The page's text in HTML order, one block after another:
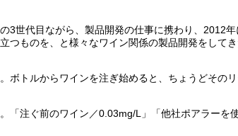
世代目ながら、製品開発の仕事に携わり、2012
ものを、と様々なワイン関係の製品開発をして
トルからワインを注ぎ始めると、ちょうどその
注ぐ前のワイン／0.03mg/L」「他社ポアラーを